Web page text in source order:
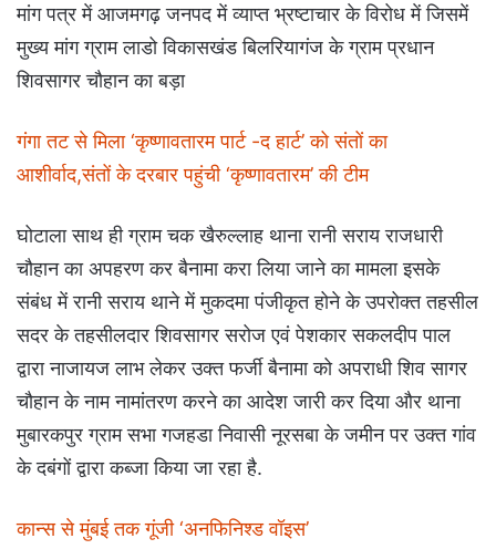
मांग पत्र में आजमगढ़ जनपद में व्याप्त भ्रष्टाचार के विरोध में जिसमें
मुख्य मांग ग्राम लाडो विकासखंड बिलरियागंज के ग्राम प्रधान
शिवसागर चौहान का बड़ा
गंगा तट से मिला ‘कृष्णावतारम पार्ट -द हार्ट’ को संतों का
आशीर्वाद,संतों के दरबार पहुंची ‘कृष्णावतारम’ की टीम
घोटाला साथ ही ग्राम चक खैरुल्लाह थाना रानी सराय राजधारी
चौहान का अपहरण कर बैनामा करा लिया जाने का मामला इसके
संबंध में रानी सराय थाने में मुकदमा पंजीकृत होने के उपरोक्त तहसील
सदर के तहसीलदार शिवसागर सरोज एवं पेशकार सकलदीप पाल
द्वारा नाजायज लाभ लेकर उक्त फर्जी बैनामा को अपराधी शिव सागर
चौहान के नाम नामांतरण करने का आदेश जारी कर दिया और थाना
मुबारकपुर ग्राम सभा गजहडा निवासी नूरसबा के जमीन पर उक्त गांव
के दबंगों द्वारा कब्जा किया जा रहा है.
कान्स से मुंबई तक गूंजी ‘अनफिनिश्ड वॉइस’